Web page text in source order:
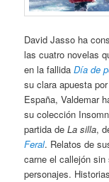
David Jasso ha
las cuatro novelas
en la fallidaDía de
su clara apuesta
España, Valdemar
su colección
partida deLa silla,
Feral. Relatos de
carne el callejón
personajes.